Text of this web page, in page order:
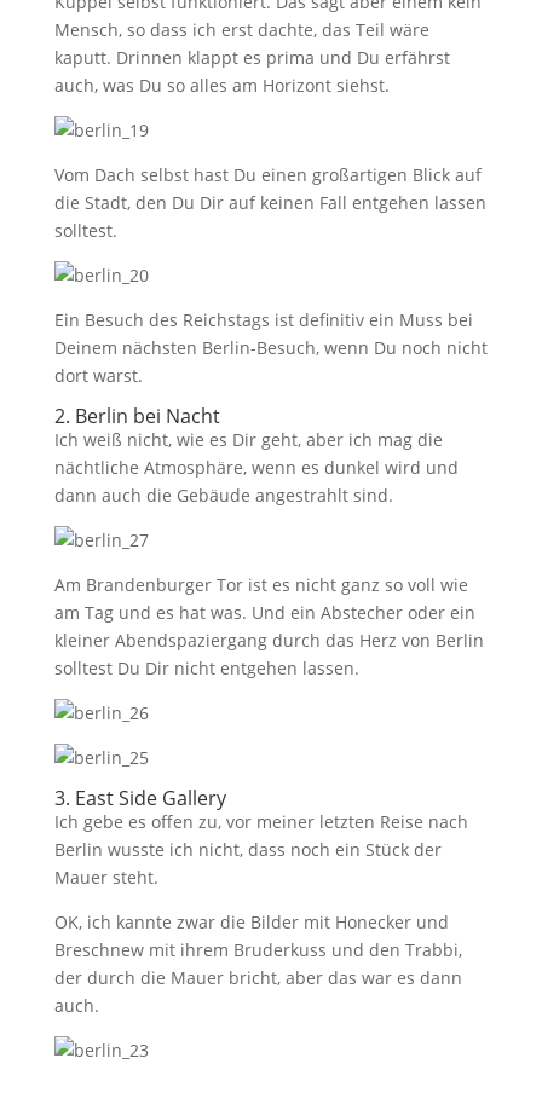
Mensch, so dass ich erst dachte, das Teil wäre
kaputt. Drinnen klappt es prima und Du erfährst
auch, was Du so alles am Horizont siehst.
Vom Dach selbst hast Du einen großartigen Blick auf
die Stadt, den Du Dir auf keinen Fall entgehen lassen
solltest.
Ein Besuch des Reichstags ist definitiv ein Muss bei
Deinem nächsten Berlin-Besuch, wenn Du noch nicht
dort warst.
2. Berlin bei Nacht
Ich weiß nicht, wie es Dir geht, aber ich mag die
nächtliche Atmosphäre, wenn es dunkel wird und
dann auch die Gebäude angestrahlt sind.
Am Brandenburger Tor ist es nicht ganz so voll wie
am Tag und es hat was. Und ein Abstecher oder ein
kleiner Abendspaziergang durch das Herz von Berlin
solltest Du Dir nicht entgehen lassen.
3. East Side Gallery
Ich gebe es offen zu, vor meiner letzten Reise nach
Berlin wusste ich nicht, dass noch ein Stück der
Mauer steht.
OK, ich kannte zwar die Bilder mit Honecker und
Breschnew mit ihrem Bruderkuss und den Trabbi,
der durch die Mauer bricht, aber das war es dann
auch.